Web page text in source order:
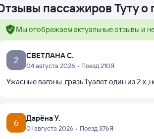
пассажиров Туту о
Мы отображаем актуальные отзывы и
2 СВЕТЛАНА С.
04 августа 2026 • Поезд 210Я
Ужасные вагоны ,грязь Туалет один из 2
6 Дарёна У.
01 августа 2026 • Поезд 376Я